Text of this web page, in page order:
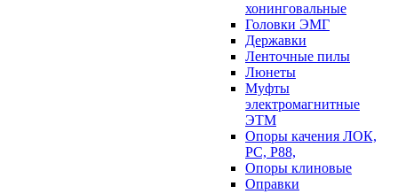
хонинговальные
Головки ЭМГ
Державки
Ленточные пилы
Люнеты
Муфты
электромагнитные
ЭТМ
Опоры качения ЛОК,
РС, Р88,
Опоры клиновые
Оправки